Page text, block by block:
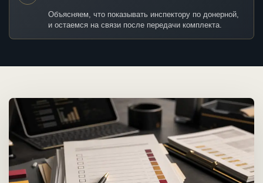
Объясняем, что показывать инспектору по донерной,
и остаемся на связи после передачи комплекта.